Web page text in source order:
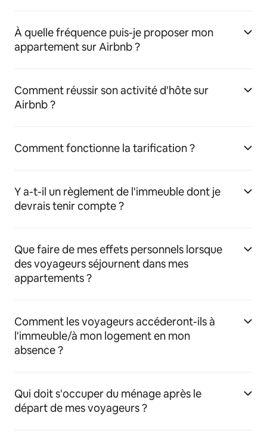
À quelle fréquence puis-je proposer mon
appartement sur Airbnb ?
Comment réussir son activité d'hôte sur
Airbnb ?
Comment fonctionne la tarification ?
Y a-t-il un règlement de l'immeuble dont je
devrais tenir compte ?
Que faire de mes effets personnels lorsque
des voyageurs séjournent dans mes
appartements ?
Comment les voyageurs accéderont-ils à
l'immeuble/à mon logement en mon
absence ?
Qui doit s'occuper du ménage après le
départ de mes voyageurs ?